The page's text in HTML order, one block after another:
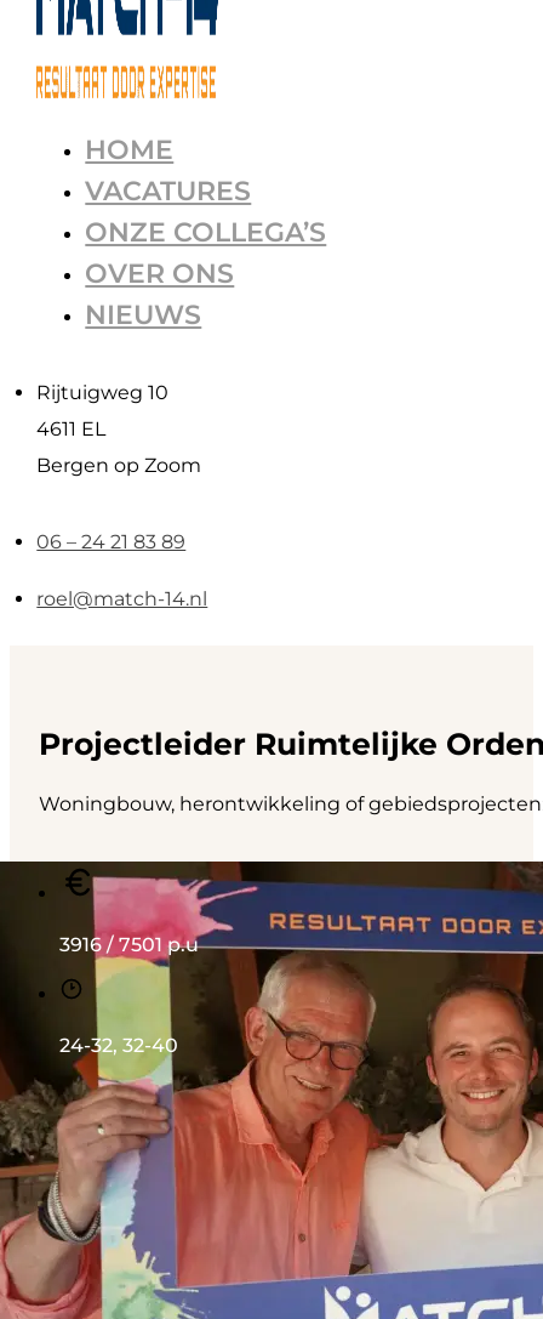
HOME
VACATURES
ONZE COLLEGA’S
OVER ONS
NIEUWS
Rijtuigweg 10
4611 EL
Bergen op Zoom
06 – 24 21 83 89
roel@match-14.nl
Projectleider Ruimtelijke
Woningbouw, herontwikkeling of
3916 / 7501 p.u
24-32, 32-40
Over defunctie